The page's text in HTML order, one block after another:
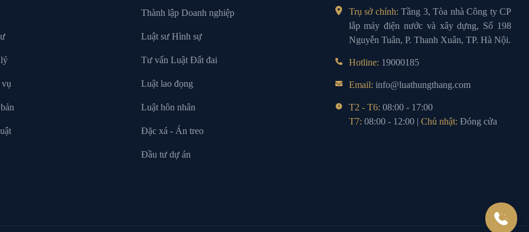
Thành lập Doanh nghiệp
Luật sư Hình sự
Tư vấn Luật Đất đai
Luật lao đọng
Luật hôn nhân
Đặc xá - Án treo
Đầu tư dự án
Trụ sở chính: Tầng 3, Tòa nhà Công ty CP
lắp máy điện nước và xây dựng, Số 198
Nguyễn Tuân, P. Thanh Xuân, TP. Hà Nội.
Hotline: 19000185
Email: info@luathungthang.com
T2 - T6: 08:00 - 17:00
T7: 08:00 - 12:00 | Chủ nhật: Đóng cửa